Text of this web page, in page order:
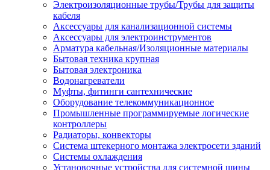
Электроизоляционные трубы/Трубы для защиты
кабеля
Аксессуары для канализационной системы
Аксессуары для электроинструментов
Арматура кабельная/Изоляционные материалы
Бытовая техника крупная
Бытовая электроника
Водонагреватели
Муфты, фитинги сантехнические
Оборудование телекоммуникационное
Промышленные программируемые логические
контроллеры
Радиаторы, конвекторы
Система штекерного монтажа электросети зданий
Системы охлаждения
Установочные устройства для системной шины